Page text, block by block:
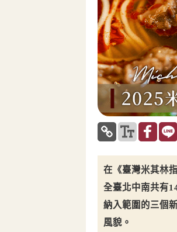
在《臺灣米其林
全臺北中南共有
納入範圍的三個
風貌。